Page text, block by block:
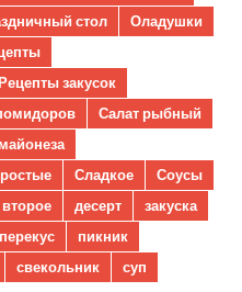
стол
Оладушки
закусок
Салат рыбный
Сладкое
Соусы
второе десерт
закуска
перекус
пикник
свекольник суп